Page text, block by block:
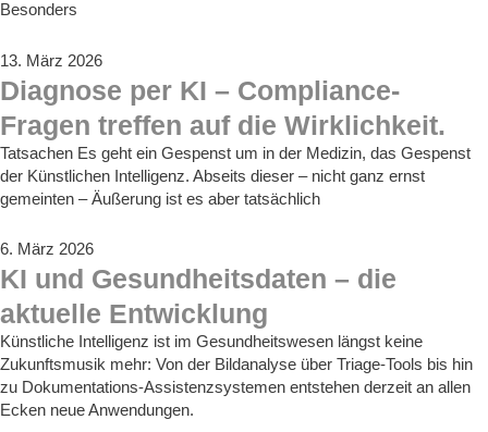
Besonders
13. März 2026
Diagnose per KI – Compliance-
Fragen treffen auf die Wirklichkeit.
Tatsachen Es geht ein Gespenst um in der Medizin, das Gespenst
der Künstlichen Intelligenz. Abseits dieser – nicht ganz ernst
gemeinten – Äußerung ist es aber tatsächlich
6. März 2026
KI und Gesundheitsdaten – die
aktuelle Entwicklung
Künstliche Intelligenz ist im Gesundheitswesen längst keine
Zukunftsmusik mehr: Von der Bildanalyse über Triage‑Tools bis hin
zu Dokumentations‑Assistenzsystemen entstehen derzeit an allen
Ecken neue Anwendungen.